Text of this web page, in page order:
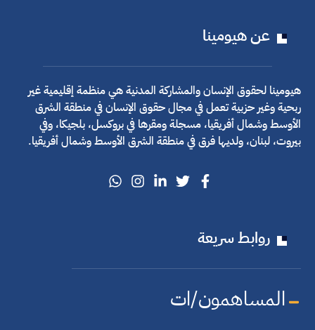
عن هيومينا
هيومينا لحقوق الإنسان والمشاركة المدنية هي منظمة إقليمية غير
ربحية وغير حزبية تعمل في مجال حقوق الإنسان في منطقة الشرق
الأوسط وشمال أفريقيا، مسجلة ومقرها في بروكسل، بلجيكا، وفي
بيروت، لبنان، ولديها فرق في منطقة الشرق الأوسط وشمال أفريقيا.
روابط سريعة
المساهمون/ات